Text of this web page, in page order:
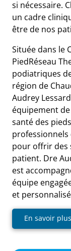
si nécessaire.
un cadre
être de nos
Située dans le
PiedRéseau
podiatriques
région de
Audrey
équipement
santé des
pour offrir des
patient. Dre
est
équipe
et
En savoir plus